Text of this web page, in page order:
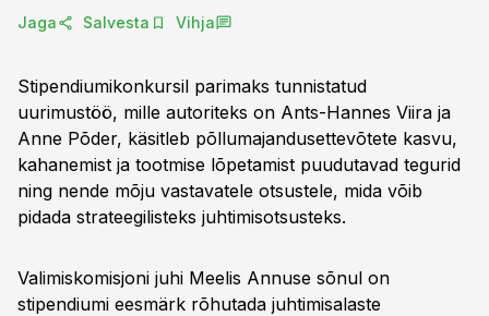
Jaga Salvesta Vihja
Stipendiumikonkursil parimaks tunnistatud
uurimustöö, mille autoriteks on Ants-Hannes Viira ja
Anne Põder, käsitleb põllumajandusettevõtete kasvu,
kahanemist ja tootmise lõpetamist puudutavad tegurid
ning nende mõju vastavatele otsustele, mida võib
pidada strateegilisteks juhtimisotsusteks.
Valimiskomisjoni juhi Meelis Annuse sõnul on
stipendiumi eesmärk rõhutada juhtimisalaste